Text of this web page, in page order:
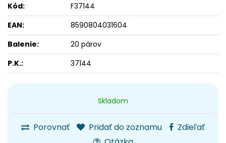
Skladom
Porovnať Pridať do zoznamu
Zdieľať
Kód:
F37144
EAN:
8590804031604
Balenie:
20 párov
P.K.:
37144